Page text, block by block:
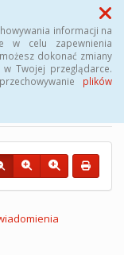
informacji na
w celu zapewnienia
dokonać zmiany
Twojej przeglądarce.
plików
Menu